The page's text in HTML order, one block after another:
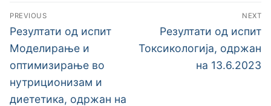
Навигација
на
напис
PREVIOUS
Previous
post:
Резултати од испит
Моделирање и
оптимизирање во
нутриционизам и
диететика, одржан на
NEXT
Next
post:
Резултати од испит
Токсикологија, одржан
на 13.6.2023